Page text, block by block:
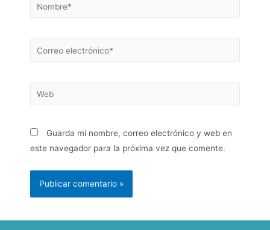
Guarda mi nombre, correo electrónico y web en
este navegador para la próxima vez que comente.